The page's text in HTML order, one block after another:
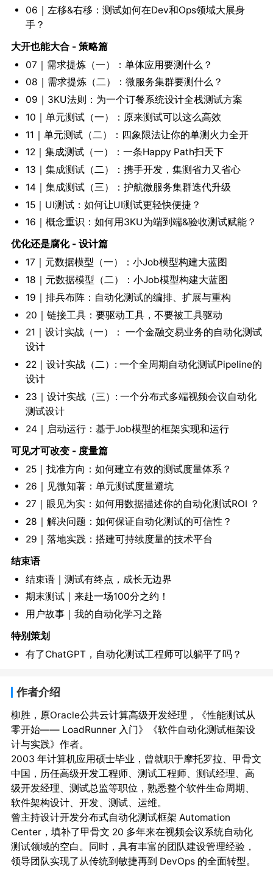
06｜左移&右移：测试如何在Dev和Ops领域大展身
手？
大开也能大合 - 策略篇
07｜需求提炼（一）：单体应用要测什么？
08｜需求提炼（二）：微服务集群要测什么？
09｜3KU法则：为一个订餐系统设计全栈测试方案
10｜单元测试（一）：原来测试可以这么高效
11｜单元测试（二）：四象限法让你的单测火力全开
12｜集成测试（一）：一条Happy Path扫天下
13｜集成测试（二）：携手开发，集测省力又省心
14｜集成测试（三）：护航微服务集群迭代升级
15｜UI测试：如何让UI测试更轻快便捷？
16｜概念重识：如何用3KU为端到端&验收测试赋能？
优化还是腐化 - 设计篇
17｜元数据模型（一）：小Job模型构建大蓝图
18｜元数据模型（二）：小Job模型构建大蓝图
19｜排兵布阵：自动化测试的编排、扩展与重构
20｜链接工具：要驱动工具，不要被工具驱动
21｜设计实战（一）： 一个金融交易业务的自动化测试
设计
22｜设计实战（二）: 一个全周期自动化测试Pipeline的
设计
23｜设计实战（三）: 一个分布式多端视频会议自动化
测试设计
24｜启动运行：基于Job模型的框架实现和运行
可见才可改变 - 度量篇
25｜找准方向：如何建立有效的测试度量体系？
26｜见微知著：单元测试度量避坑
27｜眼见为实：如何用数据描述你的自动化测试ROI ？
28｜解决问题：如何保证自动化测试的可信性？
29｜落地实践：搭建可持续度量的技术平台
结束语
结束语｜测试有终点，成长无边界
期末测试｜来赴一场100分之约！
用户故事｜我的自动化学习之路
特别策划
有了ChatGPT，自动化测试工程师可以躺平了吗？
作者介绍
柳胜，原Oracle公共云计算高级开发经理，《性能测试从
零开始—— LoadRunner 入门》《软件自动化测试框架设
计与实践》作者。
2003 年计算机应用硕士毕业，曾就职于摩托罗拉、甲骨文
中国，历任高级开发工程师、测试工程师、测试经理、高
级开发经理、测试总监等职位，熟悉整个软件生命周期、
软件架构设计、开发、测试、运维。
曾主持设计开发分布式自动化测试框架 Automation
Center，填补了甲骨文 20 多年来在视频会议系统自动化
测试领域的空白。同时，具有丰富的团队建设管理经验，